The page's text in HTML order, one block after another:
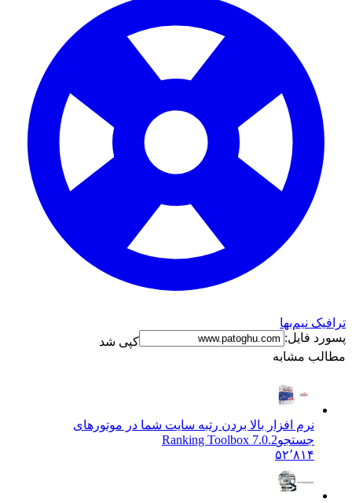
نیم‌بها
فایل:
کپی شد
مشابه
نرم افزار بالا بردن رتبه سایت شما در موتورهای
جستجوRanking Toolbox 7.0.2
۵۲٬۸۱۴